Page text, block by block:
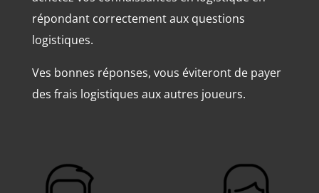
répondant correctement aux questions
logistiques.
Ves bonnes réponses, vous éviteront de payer
des frais logistiques aux autres joueurs.